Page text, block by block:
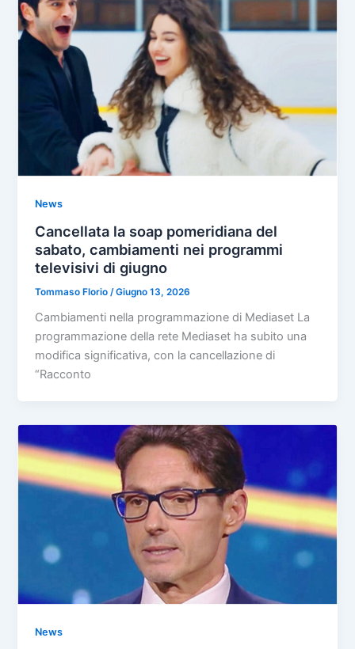
News
Cancellata la soap pomeridiana del
sabato, cambiamenti nei programmi
televisivi di giugno
Tommaso Florio /Giugno 13, 2026
Cambiamenti nella programmazione di Mediaset La
programmazione della rete Mediaset ha subito una
modifica significativa, con la cancellazione di
“Racconto
News